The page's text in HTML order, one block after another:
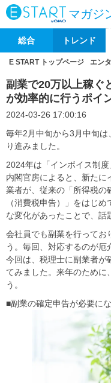
マガジ
総合 トレンド
E START トップページ エン
副業で20万以上稼
が効率的に行うポイ
2024-03-26 17:00:16
毎年2月中旬から3月中旬
り進みました。
2024年は「インボイス制
内閣官房によると、新た
業者が、従来の「所得税の
（消費税申告）」をはじ
な変化があったことで、話
会社員でも副業を行ってお
う。毎回、対応するのが
今回は、税理士に副業者が
てみました。来年のために
う。
■副業の確定申告が必要に